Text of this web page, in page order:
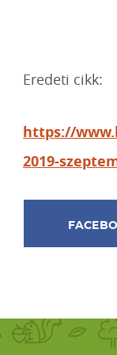
Eredeti cikk:
https://
2019-